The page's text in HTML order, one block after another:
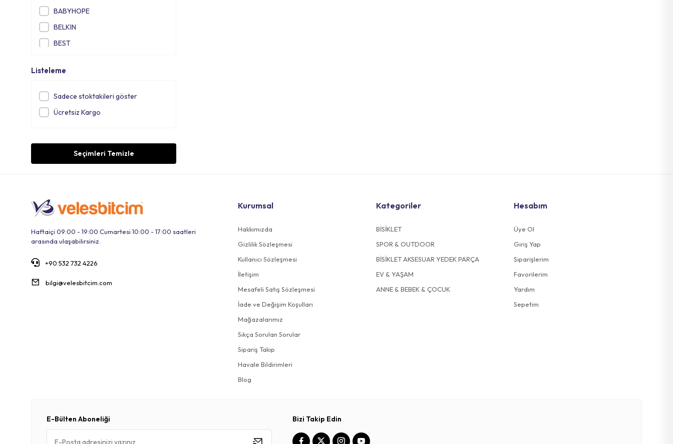
BABYHOPE
BELKIN
BEST
BİSAN
CAMARO
COOLMAX
DCR
DİGER
DYNAMIC
EDA
İMPACT
Listeleme
Sadece stoktakileri göster
Ücretsiz Kargo
Seçimleri Temizle
Haftaiçi 09:00 - 19:00 Cumartesi 10:00 - 17:00 saatleri
arasında ulaşabilirsiniz.
+90 532 732 4226
bilgi@velesbitcim.com
Kurumsal
Hakkımızda
Gizlilik Sözleşmesi
Kullanıcı Sözleşmesi
İletişim
Mesafeli Satış Sözleşmesi
İade ve Değişim Koşulları
Mağazalarımız
Sıkça Sorulan Sorular
Sipariş Takip
Havale Bildirimleri
Blog
Kategoriler
BİSİKLET
SPOR & OUTDOOR
BİSİKLET AKSESUAR YEDEK PARÇA
EV & YAŞAM
ANNE & BEBEK & ÇOCUK
Hesabım
Üye Ol
Giriş Yap
Siparişlerim
Favorilerim
Yardım
Sepetim
E-Bülten Aboneliği Bizi Takip Edin